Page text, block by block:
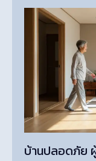
บ้านปลอดภัย